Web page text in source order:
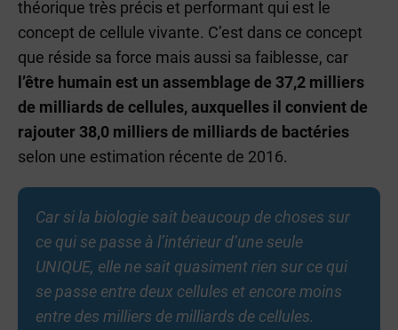
théorique très précis et performant qui est le
concept de cellule vivante. C’est dans ce concept
que réside sa force mais aussi sa faiblesse, car
l’être humain est un assemblage de 37,2 milliers
de milliards de cellules, auxquelles il convient de
rajouter 38,0 milliers de milliards de bactéries
selon une estimation récente de 2016.
Car si la biologie sait beaucoup de choses sur
ce qui se passe à l’intérieur d’une seule
UNIQUE, elle ne sait quasiment rien sur ce qui
se passe entre deux cellules et encore moins
entre des milliers de milliards de cellules.